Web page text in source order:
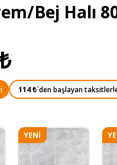
Bej Halı
114 ₺`den başlayan
YENI
ÜRÜN